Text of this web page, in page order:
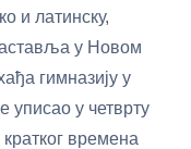
и латинску,
у Новом
гимназију у
уписао у четврту
времена